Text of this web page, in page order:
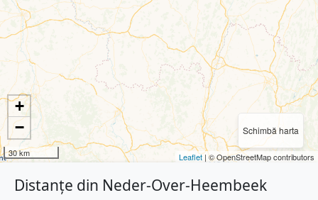
Schimbă harta
+
−
30 km Leaflet| © OpenStreetMap contributors
Distanțe din Neder-Over-Heembeek